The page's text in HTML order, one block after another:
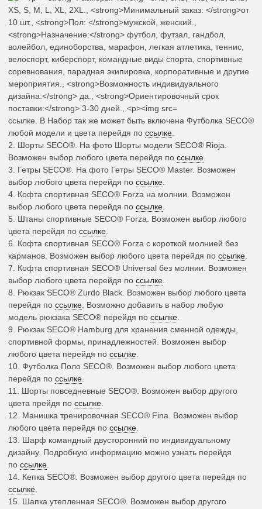
ссылке. В Набор так же может быть включена Футболка SECO®
любой модели и цвета перейдя по ссылке.
2. Шорты SECO®. На фото Шорты модели SECO® Rioja.
Возможен выбор любого цвета перейдя по ссылке.
3. Гетры SECO®. На фото Гетры SECO® Master. Возможен
выбор любого цвета перейдя по ссылке.
4. Кофта спортивная SECO® Forza на молнии. Возможен
выбор любого цвета перейдя по ссылке.
5. Штаны спортивные SECO® Forza. Возможен выбор любого
цвета перейдя по ссылке.
6. Кофта спортивная SECO® Forza с короткой молнией без
карманов. Возможен выбор любого цвета перейдя по ссылке.
7. Кофта спортивная SECO® Universal без молнии. Возможен
выбор любого цвета перейдя по ссылке.
8. Рюкзак SECO® Zurdo Black. Возможен выбор любого цвета
перейдя по ссылке. Возможно добавить в набор любую
модель рюкзака SECO® перейдя по ссылке.
9. Рюкзак SECO® Hamburg для хранения сменной одежды,
спортивной формы, принадлежностей. Возможен выбор
любого цвета перейдя по ссылке.
10. Футболка Поло SECO®. Возможен выбор любого цвета
перейдя по ссылке.
11. Шорты повседневные SECO®. Возможен выбор другого
цвета прейдя по ссылке.
12. Манишка тренировочная SECO® Fina. Возможен выбор
любого цвета перейдя по ссылке.
13. Шарф командный двусторонний по индивидуальному
дизайну. Подробную информацию можно узнать перейдя
по ссылке.
14. Кепка SECO®. Возможен выбор другого цвета перейдя по
ссылке.
15. Шапка утепленная SECO®. Возможен выбор другого